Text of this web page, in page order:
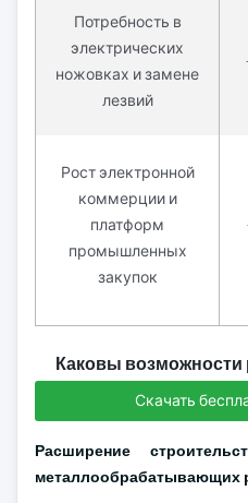
Потребность в
электрических
ножовках и замене
лезвий
Рост электронной
коммерции и
платформ
промышленных
закупок
Каковы возможности
Скачать
Расширение
металлообрабатывающих